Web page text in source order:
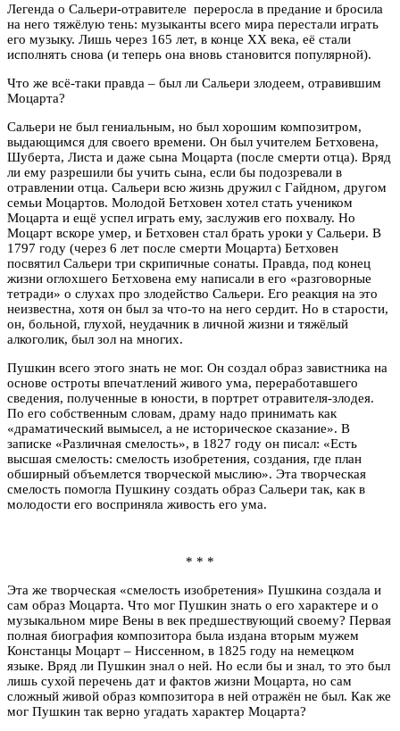
Легенда о Сальери-отравителе переросла в предание и бросила
на него тяжёлую тень: музыканты всего мира перестали играть
его музыку. Лишь через 165 лет, в конце ХХ века, её стали
исполнять снова (и теперь она вновь становится популярной).
Что же всё-таки правда – был ли Сальери злодеем, отравившим
Моцарта?
Сальери не был гениальным, но был хорошим композитром,
выдающимся для своего времени. Он был учителем Бетховена,
Шуберта, Листа и даже сына Моцарта (после смерти отца). Вряд
ли ему разрешили бы учить сына, если бы подозревали в
отравлении отца. Сальери всю жизнь дружил с Гайдном, другом
семьи Моцартов. Молодой Бетховен хотел стать учеником
Моцарта и ещё успел играть ему, заслужив его похвалу. Но
Моцарт вскоре умер, и Бетховен стал брать уроки у Сальери. В
1797 году (через 6 лет после смерти Моцарта) Бетховен
посвятил Сальери три скрипичные сонаты. Правда, под конец
жизни оглохшего Бетховена ему написали в его «разговорные
тетради» о слухах про злодейство Сальери. Его реакция на это
неизвестна, хотя он был за что-то на него сердит. Но в старости,
он, больной, глухой, неудачник в личной жизни и тяжёлый
алкоголик, был зол на многих.
Пушкин всего этого знать не мог. Он создал образ завистника на
основе остроты впечатлений живого ума, переработавшего
сведения, полученные в юности, в портрет отравителя-злодея.
По его собственным словам, драму надо принимать как
«драматический вымысел, а не историческое сказание». В
записке «Различная смелость», в 1827 году он писал: «Есть
высшая смелость: смелость изобретения, создания, где план
обширный объемлется творческой мыслию». Эта творческая
смелость помогла Пушкину создать образ Сальери так, как в
молодости его восприняла живость его ума.
* * *
Эта же творческая «смелость изобретения» Пушкина создала и
сам образ Моцарта. Что мог Пушкин знать о его характере и о
музыкальном мире Вены в век предшествующий своему? Первая
полная биография композитора была издана вторым мужем
Констанцы Моцарт – Ниссенном, в 1825 году на немецком
языке. Вряд ли Пушкин знал о ней. Но если бы и знал, то это был
лишь сухой перечень дат и фактов жизни Моцарта, но сам
сложный живой образ композитора в ней отражён не был. Как же
мог Пушкин так верно угадать характер Моцарта?